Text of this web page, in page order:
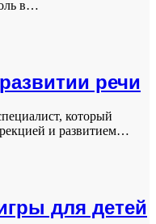
в…
речи
который
и развитием…
для детей